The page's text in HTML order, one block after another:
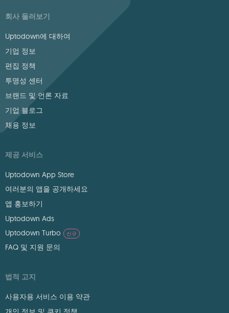
회사 둘러보기
Uptodown에 대하여
기업 정보
편집 정책
투명성 센터
브랜드 및 언론 자료
기업 블로그
채용 정보
제공 서비스
Uptodown App Store
여러분의 앱을 공개하세요
앱 홍보하기
Uptodown Ads
Uptodown Turbo
신규
FAQ 및 지원 문의
법적 고지
사용자용 서비스 이용 약관